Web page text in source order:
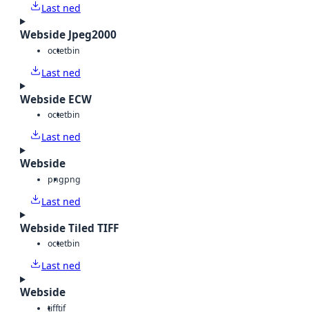
Last ned
Webside Jpeg2000
octetbin
Last ned
Webside ECW
octetbin
Last ned
Webside
pngpng
Last ned
Webside Tiled TIFF
octetbin
Last ned
Webside
tifftif